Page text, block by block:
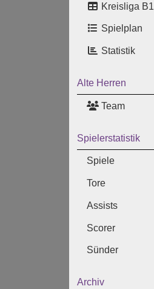
Kreisliga B1
Spielplan
Statistik
Alte Herren
Team
Spielerstatistik
Spiele
Tore
Assists
Scorer
Sünder
Archiv